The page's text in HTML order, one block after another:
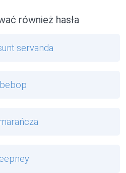
również hasła
servanda
bebop